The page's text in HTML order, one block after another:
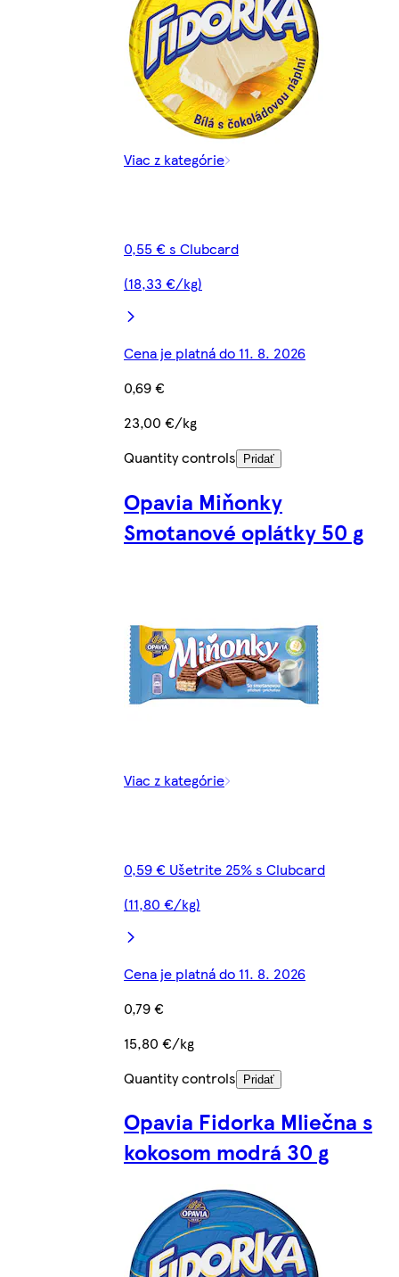
Viac z kategórie
0,55 € s Clubcard
(18,33 €/kg)
Cena je platná do 11. 8. 2026
0,69 €
23,00 €/kg
Quantity controls
Pridať
Opavia Miňonky
Smotanové oplátky 50 g
Viac z kategórie
0,59 € Ušetrite 25% s Clubcard
(11,80 €/kg)
Cena je platná do 11. 8. 2026
0,79 €
15,80 €/kg
Quantity controls
Pridať
Opavia Fidorka Mliečna s
kokosom modrá 30 g